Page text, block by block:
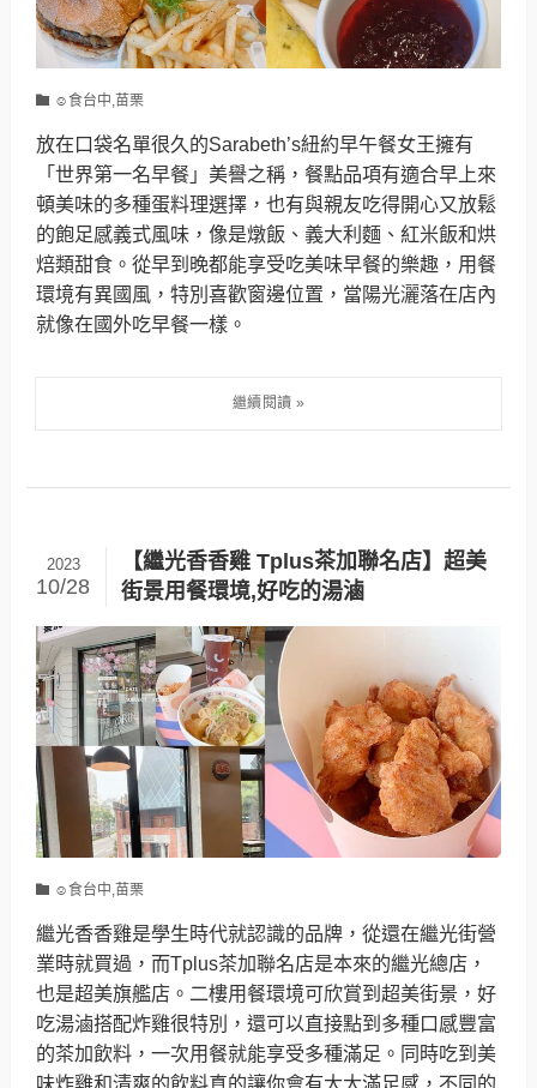
☺食台中,苗栗
放在口袋名單很久的Sarabeth’s紐約早午餐女王擁有
「世界第一名早餐」美譽之稱，餐點品項有適合早上來
頓美味的多種蛋料理選擇，也有與親友吃得開心又放鬆
的飽足感義式風味，像是燉飯、義大利麵、紅米飯和烘
焙類甜食。從早到晚都能享受吃美味早餐的樂趣，用餐
環境有異國風，特別喜歡窗邊位置，當陽光灑落在店內
就像在國外吃早餐一樣。
【繼光香香雞 Tplus茶加聯名店】超美
街景用餐環境,好吃的湯滷
2023
10/28
☺食台中,苗栗
繼光香香雞是學生時代就認識的品牌，從還在繼光街營
業時就買過，而Tplus茶加聯名店是本來的繼光總店，
也是超美旗艦店。二樓用餐環境可欣賞到超美街景，好
吃湯滷搭配炸雞很特別，還可以直接點到多種口感豐富
的茶加飲料，一次用餐就能享受多種滿足。同時吃到美